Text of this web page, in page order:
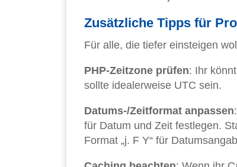
Zusätzliche Tipps für
Für alle, die tiefer einsteigen
PHP-Zeitzone prüfen: Ihr
sollte idealerweise UTC sein.
Datums-/Zeitformat anpassen
für Datum und Zeit festlegen.
Format „j. F Y“ für